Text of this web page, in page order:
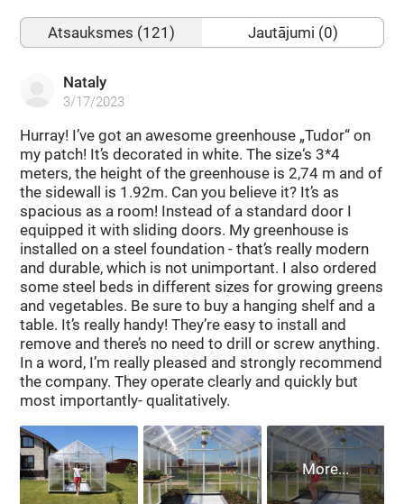
Atsauksmes (121) Jautājumi (0)
Nataly
3/17/2023
Hurray! I’ve got an awesome greenhouse „Tudor“ on
my patch! It’s decorated in white. The size‘s 3*4
meters, the height of the greenhouse is 2,74 m and of
the sidewall is 1.92m. Can you believe it? It’s as
spacious as a room! Instead of a standard door I
equipped it with sliding doors. My greenhouse is
installed on a steel foundation - that’s really modern
and durable, which is not unimportant. I also ordered
some steel beds in different sizes for growing greens
and vegetables. Be sure to buy a hanging shelf and a
table. It’s really handy! They’re easy to install and
remove and there’s no need to drill or screw anything.
In a word, I’m really pleased and strongly recommend
the company. They operate clearly and quickly but
most importantly- qualitatively.